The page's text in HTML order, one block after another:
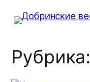
Перейти
Рубрика: